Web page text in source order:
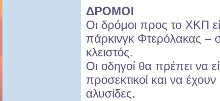
ΔΡΟΜΟΙ
Οι δρόμοι προς το ΧΚΠ
πάρκινγκ Φτερόλακας –
κλειστός.
Οι οδηγοί θα πρέπει να
προσεκτικοί και να έχουν
αλυσίδες.